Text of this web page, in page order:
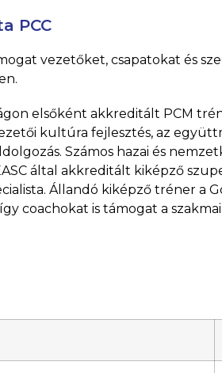
PCC
vezetőket, csapatokat és
elsőként akkreditált PCM
kultúra fejlesztés, az
Számos hazai és
által akkreditált kiképző
Állandó kiképző tréner a
coachokat is támogat a